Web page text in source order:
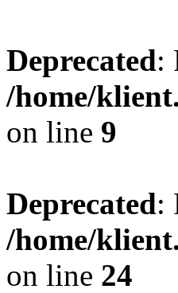
Deprecated:
/home/
on line 9
Deprecated:
/home/
on line 24